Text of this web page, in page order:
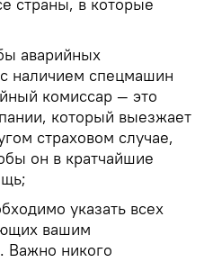
страны, в которые
аварийных
наличием спецмашин
комиссар — это
который выезжает
страховом случае,
он в кратчайшие
указать всех
вашим
Важно никого